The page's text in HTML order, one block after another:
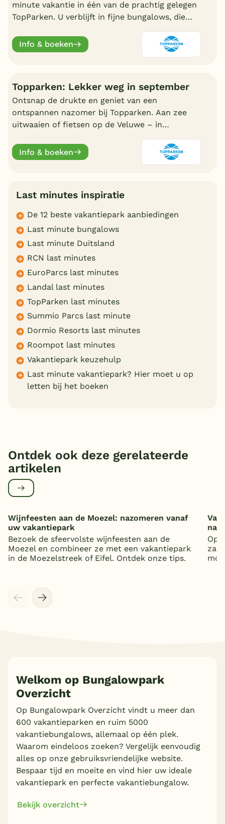
Meer inladen
minute vakantie in één van de prachtig gelegen
TopParken. U verblijft in fijne bungalows, die
Info & boeken
Topparken: Lekker weg in september
Ontsnap de drukte en geniet van een
ontspannen nazomer bij Topparken. Aan zee
uitwaaien of fietsen op de Veluwe – in
Info & boeken
Last minutes inspiratie
De 12 beste vakantiepark aanbiedingen
Last minute bungalows
Last minute Duitsland
RCN last minutes
EuroParcs last minutes
Landal last minutes
TopParken last minutes
Summio Parcs last minute
Dormio Resorts last minutes
Roompot last minutes
Vakantiepark keuzehulp
Last minute vakantiepark? Hier moet u op
letten bij het boeken
Ontdek ook deze gerelateerde
artikelen
Wijnfeesten aan de Moezel: nazomeren vanaf
uw vakantiepark
Bezoek de sfeervolste wijnfeesten aan de
Moezel en combineer ze met een vakantiepark
in de Moezelstreek of Eifel. Ontdek onze tips.
Op
Welkom op Bungalowpark
Overzicht
Op Bungalowpark Overzicht vindt u meer dan
600 vakantieparken en ruim 5000
vakantiebungalows, allemaal op één plek.
Waarom eindeloos zoeken? Vergelijk eenvoudig
alles op onze gebruiksvriendelijke website.
Bespaar tijd en moeite en vind hier uw ideale
vakantiepark en perfecte vakantiebungalow.
Bekijk overzicht